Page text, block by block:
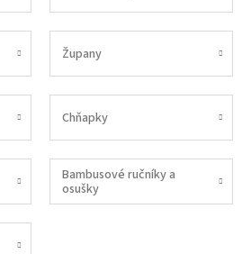
Župany
Chňapky
Bambusové ručníky a
osušky